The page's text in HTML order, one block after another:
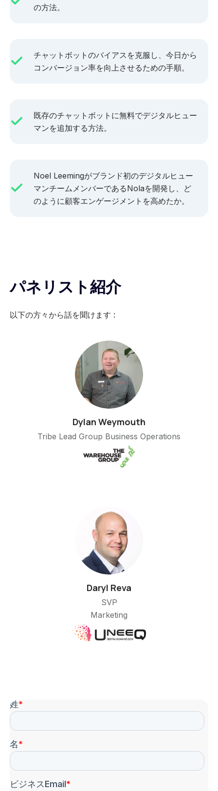
の方法。
チャットボットのバイアスを克服し、今日から
コンバージョン率を向上させるための手順。
既存のチャットボットに無料でデジタルヒュー
マンを追加する方法。
Noel Leemingがブランド初のデジタルヒュー
マンチームメンバーであるNolaを開発し、ど
のように顧客エンゲージメントを高めたか。
パネリスト紹介
以下の方々から話を聞けます :
Dylan Weymouth
Tribe Lead Group Business Operations
Daryl Reva
SVP
Marketing